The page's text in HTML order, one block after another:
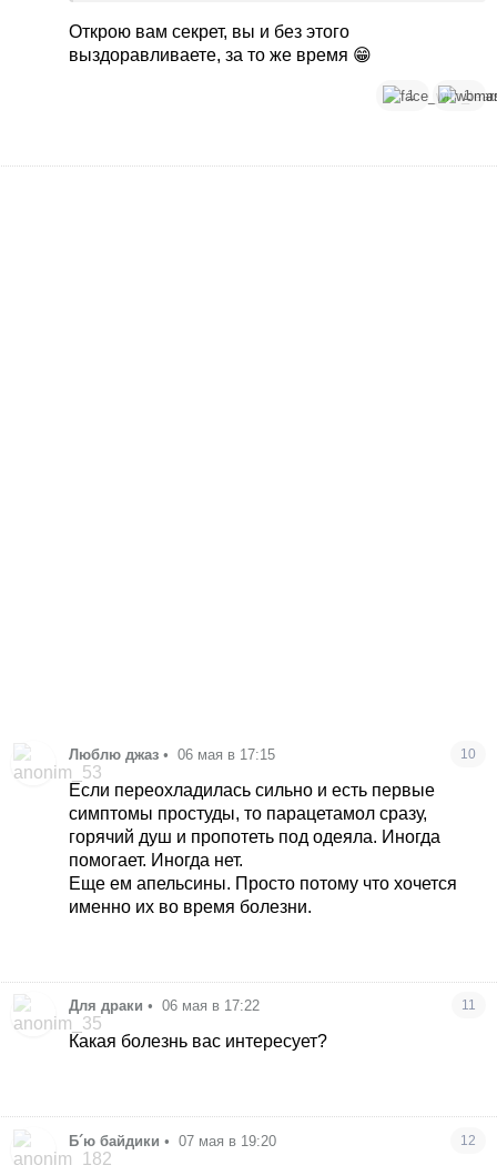
Открою вам секрет, вы и без этого
выздоравливаете, за то же время 😁
1 1
Люблю джаз • 06 мая в 17:15 10
Если переохладилась сильно и есть первые
симптомы простуды, то парацетамол сразу,
горячий душ и пропотеть под одеяла. Иногда
помогает. Иногда нет.
Еще ем апельсины. Просто потому что хочется
именно их во время болезни.
Для драки • 06 мая в 17:22 11
Какая болезнь вас интересует?
Б´ю байдики • 07 мая в 19:20 12